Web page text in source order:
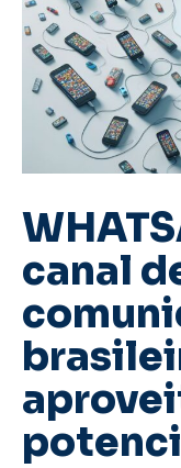
canal